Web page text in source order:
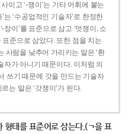
이고 ‘-쟁이’는 기타 어휘에 붙는
는 ‘수공업적인 기술자’로 한정한
장이’를 표준으로 삼고 ‘멋쟁이, 소
표준으로 삼았다. 또한 점을 치는
사람을 낮추어 가리키는 말은 ‘환
자가 아니기 때문이다. 이처럼 의
쓰기 때문에 갓을 만드는 기술자
는 말은 ‘갓쟁이’가 된다.
형태를 표준어로 삼는다.(ㄱ을 표